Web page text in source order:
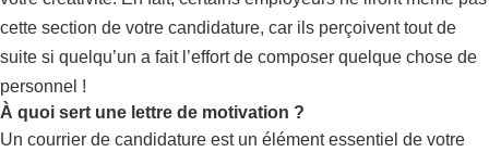
cette section de votre candidature, car ils perçoivent tout de
suite si quelqu’un a fait l’effort de composer quelque chose de
personnel !
À quoi sert une lettre de motivation ?
Un courrier de candidature est un élément essentiel de votre